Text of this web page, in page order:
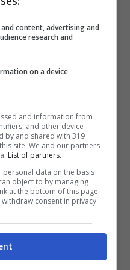
e fate cuocere per
della carta stagnola
melanzane.
melanzane ripiene di
riposare per
o tiepide.
RIPIENE
è rappresentata
content, advertising and
research and
on a device
and information from
and other device
by and shared with 319
site. We and our partners
List of partners.
personal data on the basis
object to by managing
at the bottom of this page
consent in privacy